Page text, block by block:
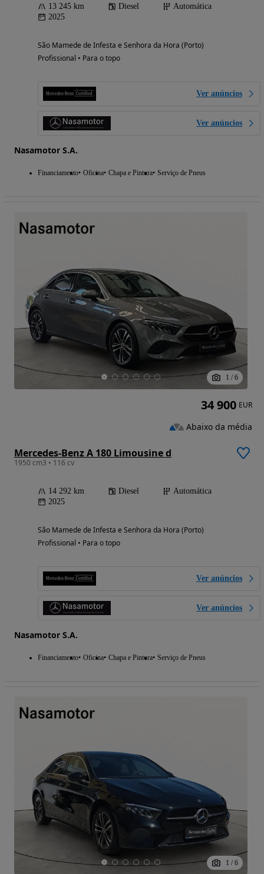
13 245 km Diesel
Automática
2025
São Mamede de Infesta e Senhora da Hora (Porto)
Profissional • Para o topo
Ver anúncios
Ver anúncios
Nasamotor S.A.
Financiamento Oficina Chapa e Pintura Serviço de Pneus
1 / 6
Mercedes-Benz A 180 Limousine d
1950 cm3 • 116 cv
14 292 km Diesel
Automática
2025
São Mamede de Infesta e Senhora da Hora (Porto)
Profissional • Para o topo
Ver anúncios
Ver anúncios
Nasamotor S.A.
Financiamento Oficina Chapa e Pintura Serviço de Pneus
34 900 EUR
Abaixo da média
1 / 6